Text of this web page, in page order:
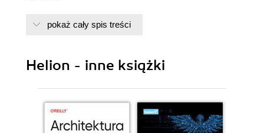
Delphi 1 (34)
Delphi 4 (35)
Czym jest Delphi? (35)
pokaż cały spis treści
Helion - inne książki